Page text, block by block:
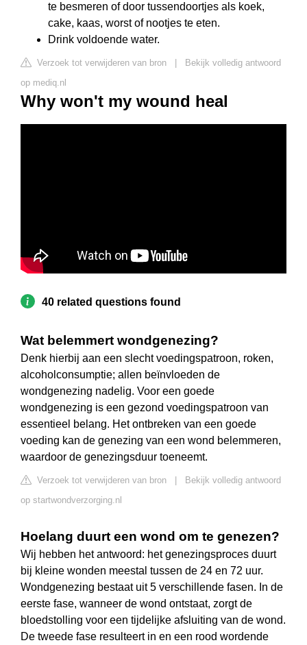
te besmeren of door tussendoortjes als koek,
cake, kaas, worst of nootjes te eten.
Drink voldoende water.
Verzoek tot verwijderen van bron
Bekijk volledig antwoord
op mediq.nl
Why won't my wound heal
40 related questions found
Wat belemmert wondgenezing?
Denk hierbij aan een slecht voedingspatroon, roken,
alcoholconsumptie; allen beïnvloeden de
wondgenezing nadelig. Voor een goede
wondgenezing is een gezond voedingspatroon van
essentieel belang. Het ontbreken van een goede
voeding kan de genezing van een wond belemmeren,
waardoor de genezingsduur toeneemt.
Verzoek tot verwijderen van bron
Bekijk volledig antwoord
op startwondverzorging.nl
Hoelang duurt een wond om te genezen?
Wij hebben het antwoord: het genezingsproces duurt
bij kleine wonden meestal tussen de 24 en 72 uur.
Wondgenezing bestaat uit 5 verschillende fasen. In de
eerste fase, wanneer de wond ontstaat, zorgt de
bloedstolling voor een tijdelijke afsluiting van de wond.
De tweede fase resulteert in en een rood wordende